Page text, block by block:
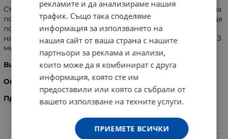
Създадена за чувствителни зъби. Заострените влакна
по външната част на четката правят мекия край още
по-гъвкав и осигуряват защита срещу прекомерно
натискане. Препоръчва се смяна на четката на всеки 3
месеца.
Вид
: софт.
Опаковка: 1 брой.
Произведенов Китай.
Характеристики
рекламите и да анализираме нашия
трафик. Също така споделяме
информация за използването на
нашия сайт от ваша страна с нашите
партньори за реклама и анализи,
които може да я комбинират с друга
информация, която сте им
предоставили или която са събрали от
вашето използване на техните услуги.
ПРИЕМЕТЕ ВСИЧКИ